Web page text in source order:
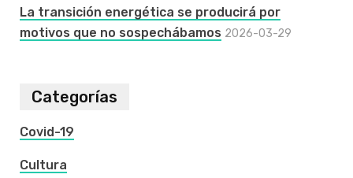
La transición energética se producirá por
motivos que no sospechábamos 2026-03-29
Categorías
Covid-19
Cultura